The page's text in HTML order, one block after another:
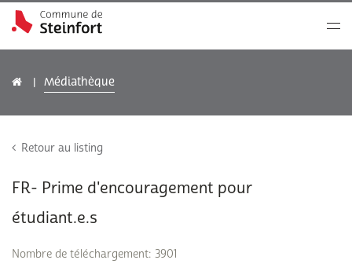
Médiathèque
Retour au listing
FR- Prime d'encouragement pour
étudiant.e.s
Nombre de téléchargement: 3901